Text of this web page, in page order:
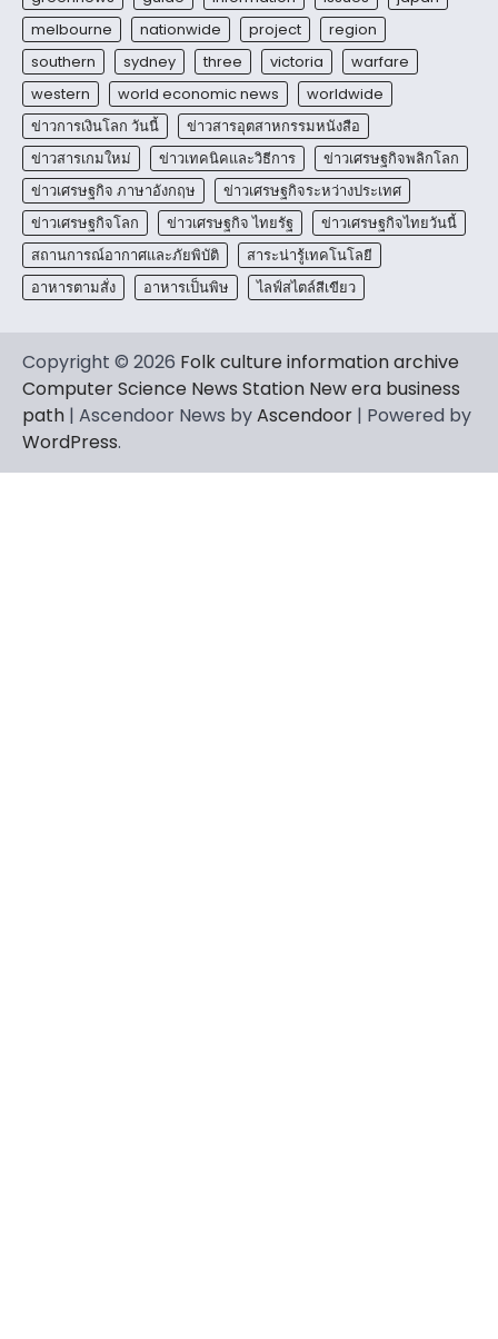
melbourne
nationwide project
region
southern
sydney three victoria
warfare
western
world economic news
worldwide
ข่าวการเงินโลก วันนี้
ข่าวสารอุตสาหกรรมหนังสือ
ข่าวสารเกมใหม่
ข่าวเทคนิคและวิธีการ
ข่าวเศรษฐกิจพลิกโลก
ข่าวเศรษฐกิจ ภาษาอังกฤษ
ข่าวเศรษฐกิจระหว่างประเทศ
ข่าวเศรษฐกิจโลก
ข่าวเศรษฐกิจ ไทยรัฐ
ข่าวเศรษฐกิจไทยวันนี้
สถานการณ์อากาศและภัยพิบัติ
สาระน่ารู้เทคโนโลยี
อาหารตามสั่ง
อาหารเป็นพิษ ไลฟ์สไตล์สีเขียว
Copyright © 2026 Folk culture information archive
Computer Science News Station New era business
path | Ascendoor News byAscendoor | Powered by
WordPress.